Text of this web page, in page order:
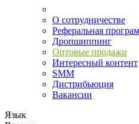
О сотрудничестве
Реферальная
Дропшиппинг
Оптовые продажи
Интересный контент
SMM
Дистрибьюция
Вакансии
Язык